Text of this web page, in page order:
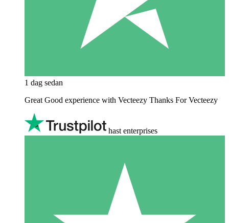
1 dag sedan
Great Good experience with Vecteezy Thanks For Vecteezy
hast enterprises